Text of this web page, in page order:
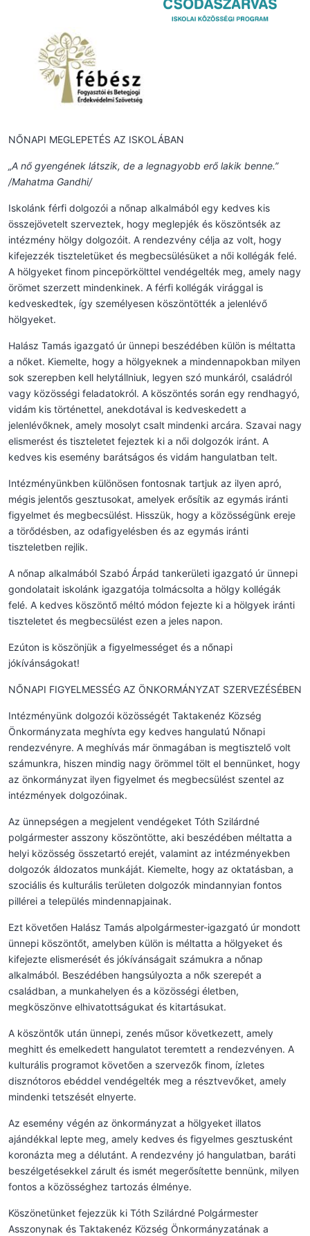
NŐNAPI MEGLEPETÉS AZ ISKOLÁBAN
„A nő gyengének látszik, de a legnagyobb erő lakik benne.”
/Mahatma Gandhi/
Iskolánk férfi dolgozói a nőnap alkalmából egy kedves kis
összejövetelt szerveztek, hogy meglepjék és köszöntsék az
intézmény hölgy dolgozóit. A rendezvény célja az volt, hogy
kifejezzék tiszteletüket és megbecsülésüket a női kollégák felé.
A hölgyeket finom pincepörkölttel vendégelték meg, amely nagy
örömet szerzett mindenkinek. A férfi kollégák virággal is
kedveskedtek, így személyesen köszöntötték a jelenlévő
hölgyeket.
Halász Tamás igazgató úr ünnepi beszédében külön is méltatta
a nőket. Kiemelte, hogy a hölgyeknek a mindennapokban milyen
sok szerepben kell helytállniuk, legyen szó munkáról, családról
vagy közösségi feladatokról. A köszöntés során egy rendhagyó,
vidám kis történettel, anekdotával is kedveskedett a
jelenlévőknek, amely mosolyt csalt mindenki arcára. Szavai nagy
elismerést és tiszteletet fejeztek ki a női dolgozók iránt. A
kedves kis esemény barátságos és vidám hangulatban telt.
Intézményünkben különösen fontosnak tartjuk az ilyen apró,
mégis jelentős gesztusokat, amelyek erősítik az egymás iránti
figyelmet és megbecsülést. Hisszük, hogy a közösségünk ereje
a törődésben, az odafigyelésben és az egymás iránti
tiszteletben rejlik.
A nőnap alkalmából Szabó Árpád tankerületi igazgató úr ünnepi
gondolatait iskolánk igazgatója tolmácsolta a hölgy kollégák
felé. A kedves köszöntő méltó módon fejezte ki a hölgyek iránti
tiszteletet és megbecsülést ezen a jeles napon.
Ezúton is köszönjük a figyelmességet és a nőnapi
jókívánságokat!
NŐNAPI FIGYELMESSÉG AZ ÖNKORMÁNYZAT SZERVEZÉSÉBEN
Intézményünk dolgozói közösségét Taktakenéz Község
Önkormányzata meghívta egy kedves hangulatú Nőnapi
rendezvényre. A meghívás már önmagában is megtisztelő volt
számunkra, hiszen mindig nagy örömmel tölt el bennünket, hogy
az önkormányzat ilyen figyelmet és megbecsülést szentel az
intézmények dolgozóinak.
Az ünnepségen a megjelent vendégeket Tóth Szilárdné
polgármester asszony köszöntötte, aki beszédében méltatta a
helyi közösség összetartó erejét, valamint az intézményekben
dolgozók áldozatos munkáját. Kiemelte, hogy az oktatásban, a
szociális és kulturális területen dolgozók mindannyian fontos
pillérei a település mindennapjainak.
Ezt követően Halász Tamás alpolgármester-igazgató úr mondott
ünnepi köszöntőt, amelyben külön is méltatta a hölgyeket és
kifejezte elismerését és jókívánságait számukra a nőnap
alkalmából. Beszédében hangsúlyozta a nők szerepét a
családban, a munkahelyen és a közösségi életben,
megköszönve elhivatottságukat és kitartásukat.
A köszöntők után ünnepi, zenés műsor következett, amely
meghitt és emelkedett hangulatot teremtett a rendezvényen. A
kulturális programot követően a szervezők finom, ízletes
disznótoros ebéddel vendégelték meg a résztvevőket, amely
mindenki tetszését elnyerte.
Az esemény végén az önkormányzat a hölgyeket illatos
ajándékkal lepte meg, amely kedves és figyelmes gesztusként
koronázta meg a délutánt. A rendezvény jó hangulatban, baráti
beszélgetésekkel zárult és ismét megerősítette bennünk, milyen
fontos a közösséghez tartozás élménye.
Köszönetünket fejezzük ki Tóth Szilárdné Polgármester
Asszonynak és Taktakenéz Község Önkormányzatának a